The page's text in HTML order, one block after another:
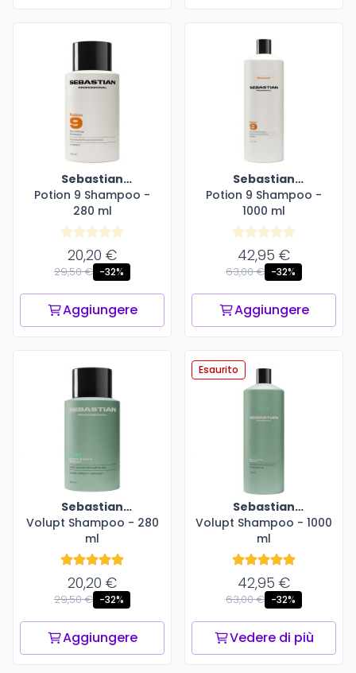
Sebastian
Professional
Potion 9 Shampoo -
280 ml
20,20 €
29,50 € -32%
Aggiungere
Sebastian
Professional
Potion 9 Shampoo -
1000 ml
42,95 €
63,00 € -32%
Aggiungere
Sebastian
Professional
Volupt Shampoo - 280
ml
20,20 €
29,50 € -32%
Aggiungere
Esaurito
Sebastian
Professional
Volupt Shampoo - 1000
ml
42,95 €
63,00 € -32%
Vedere di più